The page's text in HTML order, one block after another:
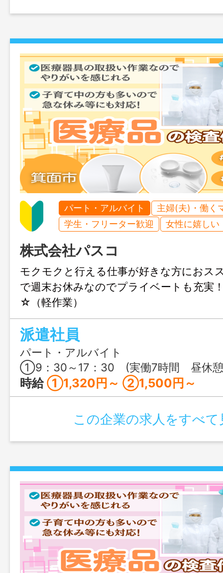
パート・アルバイト
主婦(夫)・働く
学生・フリーター歓迎
女性に嬉しい
株式会社パスコ
モクモクと行える仕事が好きな方におス
で週末お休みなのでプライベートも充実
☆（軽作業）
派遣社員
パート・アルバイト
①9：30～17：30 (実働7時間 昼休憩60分） ②15：30～24：30 (
時給①1,320円～ ②1,500円～
この企業の求人をすべて